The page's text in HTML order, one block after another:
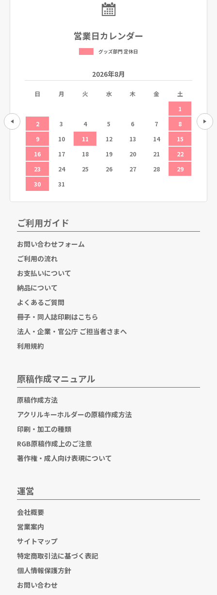
営業日カレンダー
グッズ部門 定休日
12
2026年8月
日 月 火 水 木 金
土
1
2
3 4 5 6 7
8
9
10 11 12 13 14
15
16
17 18 19 20 21
22
23
24 25 26 27 28
29
30
31
6
ご利用ガイド
お問い合わせフォーム
ご利用の流れ
お支払いについて
納品について
よくあるご質問
冊子・同人誌印刷はこちら
法人・企業・官公庁 ご担当者さまへ
利用規約
原稿作成マニュアル
原稿作成方法
アクリルキーホルダーの原稿作成方法
印刷・加工の種類
RGB原稿作成上のご注意
著作権・成人向け表現について
運営
会社概要
営業案内
サイトマップ
特定商取引法に基づく表記
個人情報保護方針
お問い合わせ